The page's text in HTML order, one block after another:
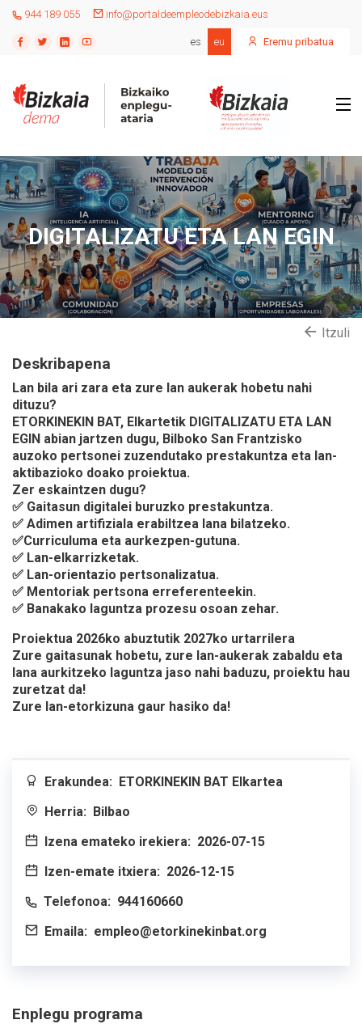
944 189 055 info@portaldeempleodebizkaia.eus
es eu Eremu pribatua
DIGITALIZATU ETA LAN EGIN
Itzuli
Deskribapena
Lan bila ari zara eta zure lan aukerak hobetu nahi
dituzu?
ETORKINEKIN BAT, Elkartetik DIGITALIZATU ETA LAN
EGIN abian jartzen dugu, Bilboko San Frantzisko
auzoko pertsonei zuzendutako prestakuntza eta lan-
aktibazioko doako proiektua.
Zer eskaintzen dugu?
✅ Gaitasun digitalei buruzko prestakuntza.
✅ Adimen artifiziala erabiltzea lana bilatzeko.
✅Curriculuma eta aurkezpen-gutuna.
✅ Lan-elkarrizketak.
✅ Lan-orientazio pertsonalizatua.
✅ Mentoriak pertsona erreferenteekin.
✅ Banakako laguntza prozesu osoan zehar.
Proiektua 2026ko abuztutik 2027ko urtarrilera
Zure gaitasunak hobetu, zure lan-aukerak zabaldu eta
lana aurkitzeko laguntza jaso nahi baduzu, proiektu hau
zuretzat da!
Zure lan-etorkizuna gaur hasiko da!
Erakundea: ETORKINEKIN BAT Elkartea
Herria: Bilbao
Izena emateko irekiera: 2026-07-15
Izen-emate itxiera: 2026-12-15
Telefonoa: 944160660
Emaila: empleo@etorkinekinbat.org
Enplegu programa